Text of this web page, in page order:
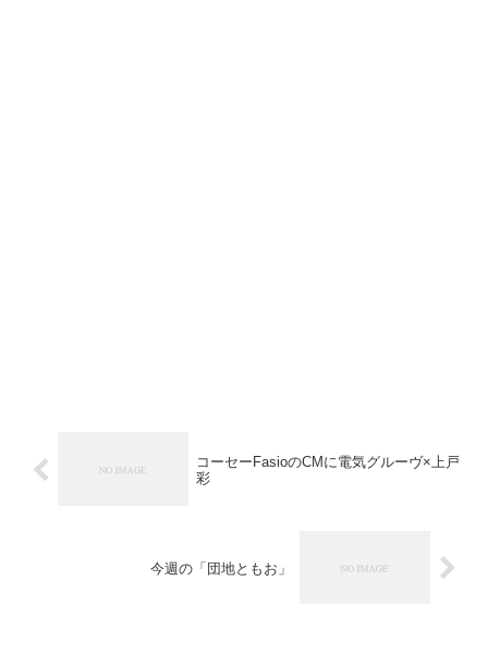
コーセーFasioのCMに電気グルーヴ×上戸
彩
今週の「団地ともお」